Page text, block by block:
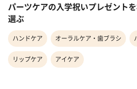
パーツケアの入学祝いプレゼント
選ぶ
ハンドケア オーラルケア・歯ブラシ
リップケア アイケア